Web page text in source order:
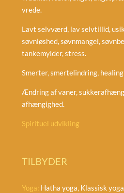
vrede.
Lavt selvværd, lav selvtillid,
søvnløshed, søvnmangel,
tankemylder, stress.
Smerter, smertelindring,
Ændring af vaner,
afhængighed.
Spirituel udvikling
TILBYDER
Yoga: Hatha yoga, Klassisk